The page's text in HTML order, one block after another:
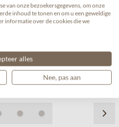
cream (1kg)
van onze bezoekersgegevens, om onze
inhoud te tonen en om u een geweldige
informatie over de cookies die we
alles
Nee, pas aan